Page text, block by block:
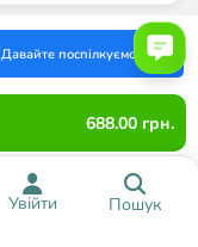
Увійти Пошук
688.00 грн.
Давайте поспілкуємося